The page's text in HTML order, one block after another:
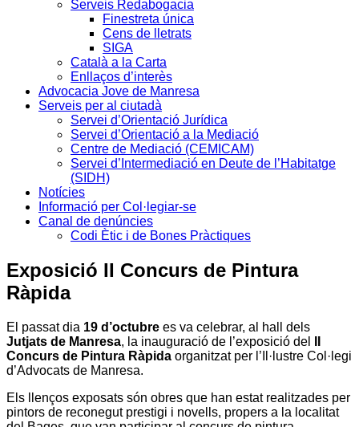
Serveis Redabogacia
Finestreta única
Cens de lletrats
SIGA
Català a la Carta
Enllaços d’interès
Advocacia Jove de Manresa
Serveis per al ciutadà
Servei d’Orientació Jurídica
Servei d’Orientació a la Mediació
Centre de Mediació (CEMICAM)
Servei d’Intermediació en Deute de l’Habitatge
(SIDH)
Notícies
Informació per Col·legiar-se
Canal de denúncies
Codi Ètic i de Bones Pràctiques
Exposició II Concurs de Pintura
Ràpida
El passat dia 19 d’octubre es va celebrar, al hall dels
Jutjats de Manresa, la inauguració de l’exposició del
Concurs de Pintura Ràpida organitzat per l’Il·lustre Col·legi
d’Advocats de Manresa.
Els llenços exposats són obres que han estat realitzades per
pintors de reconegut prestigi i novells, propers a la localitat